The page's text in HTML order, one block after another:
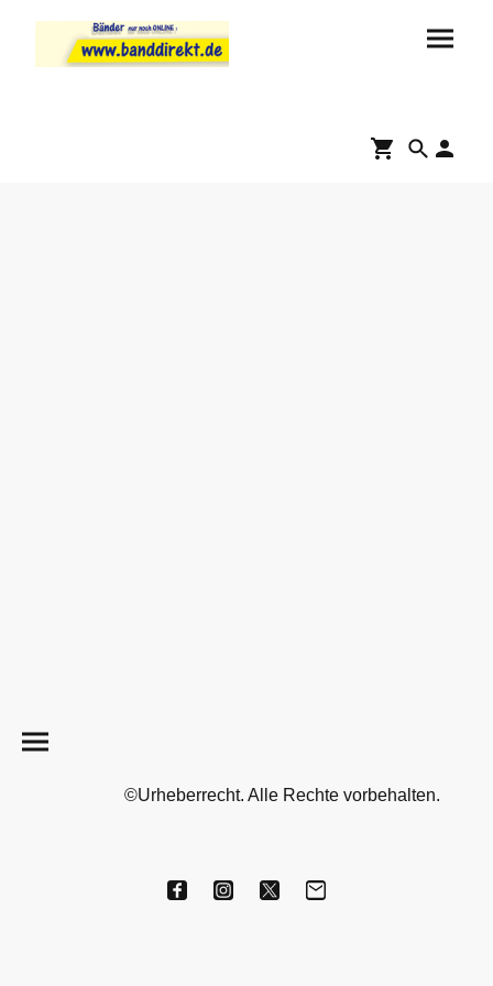
©Urheberrecht. Alle Rechte vorbehalten.